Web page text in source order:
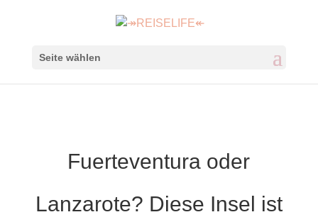
Seite wählen
Fuerteventura oder
Lanzarote? Diese Insel ist